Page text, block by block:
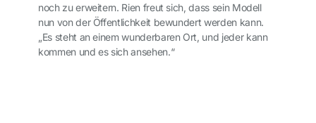
noch zu erweitern. Rien freut sich, dass sein Modell
nun von der Öffentlichkeit bewundert werden kann.
„Es steht an einem wunderbaren Ort, und jeder kann
kommen und es sich ansehen.“